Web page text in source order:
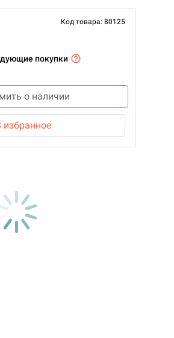
Код товара: 80125
покупки
о наличии
избранное